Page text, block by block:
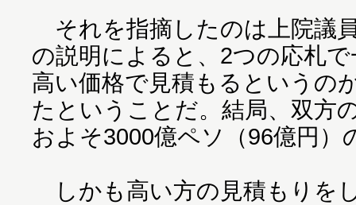
それを指摘したのは上院議
の説明によると、2つの応札
高い価格で見積もるというの
たということだ。結局、双方
およそ3000億ペソ（96億円）
しかも高い方の見積もりを